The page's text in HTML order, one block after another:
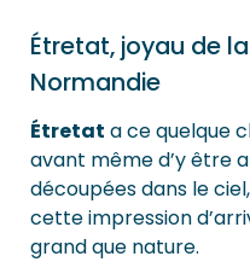
Étretat, joyau de
Normandie
Étretat a ce quelque
avant même d’y être
découpées dans le
cette impression
grand que nature.